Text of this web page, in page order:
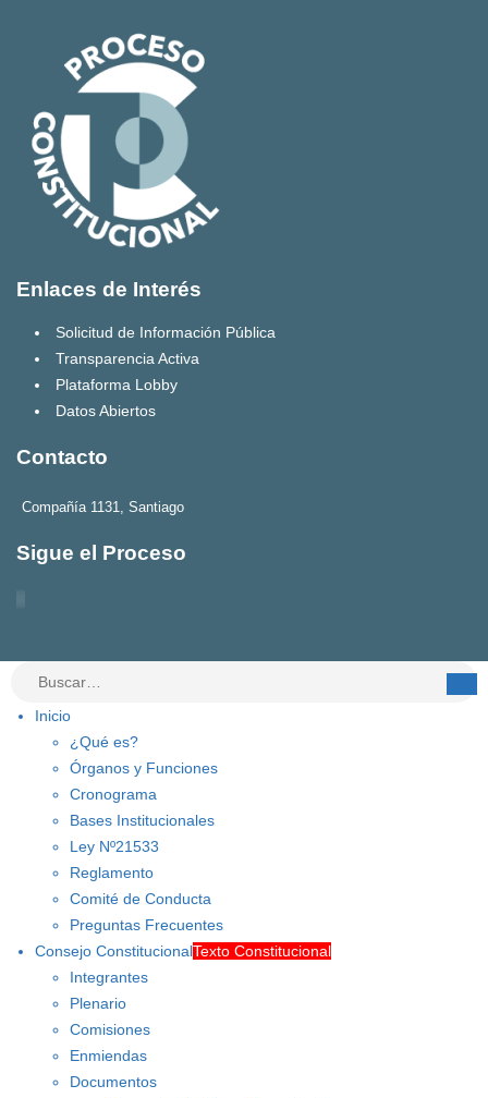
Enlaces de Interés
Solicitud de Información Pública
Transparencia Activa
Plataforma Lobby
Datos Abiertos
Contacto
Compañía 1131, Santiago
Sigue el Proceso
Inicio
¿Qué es?
Órganos y Funciones
Cronograma
Bases Institucionales
Ley Nº21533
Reglamento
Comité de Conducta
Preguntas Frecuentes
Consejo ConstitucionalTexto Constitucional
Integrantes
Plenario
Comisiones
Enmiendas
Documentos